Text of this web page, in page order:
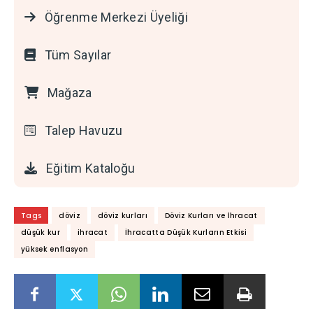
Öğrenme Merkezi Üyeliği
Tüm Sayılar
Mağaza
Talep Havuzu
Eğitim Kataloğu
Tags döviz döviz kurları
Döviz Kurları ve İhracat
düşük kur
ihracat
İhracatta Düşük Kurların Etkisi
yüksek enflasyon